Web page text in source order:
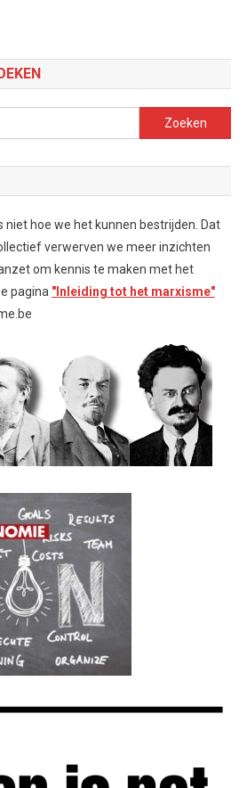
Zoeken
naar:
niet hoe we het kunnen bestrijden. Dat
verwerven we meer inzichten
om kennis te maken met het
pagina "Inleiding tot het marxisme"